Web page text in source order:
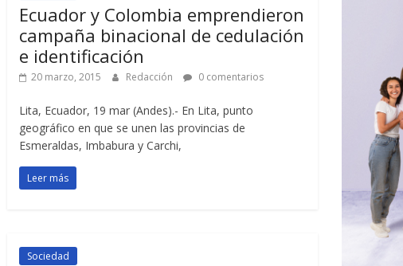
Ecuador y Colombia emprendieron
campaña binacional de cedulación
e identificación
20 marzo, 2015 Redacción 0 comentarios
Lita, Ecuador, 19 mar (Andes).- En Lita, punto
geográfico en que se unen las provincias de
Esmeraldas, Imbabura y Carchi,
Leer más
Sociedad